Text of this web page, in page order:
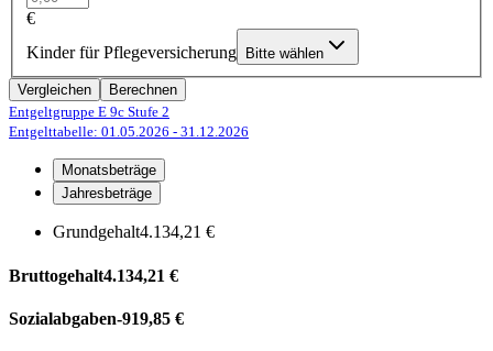
€
Kinder für Pflegeversicherung
Bitte wählen
Vergleichen
Berechnen
Entgeltgruppe E 9c Stufe 2
Entgelttabelle: 01.05.2026 - 31.12.2026
Monatsbeträge
Jahresbeträge
Grundgehalt4.134,21 €
Bruttogehalt4.134,21 €
Sozialabgaben-919,85 €